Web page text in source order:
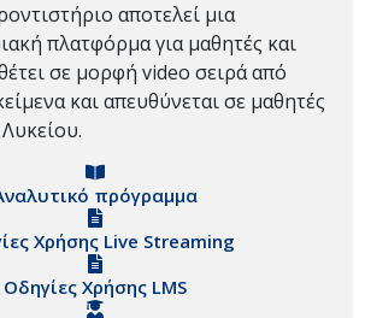
αποτελεί μια
πλατφόρμα για μαθητές και
σε μορφή video σειρά από
και απευθύνεται σε μαθητές
πρόγραμμα
Χρήσης Live Streaming
Οδηγίες Χρήσης LMS